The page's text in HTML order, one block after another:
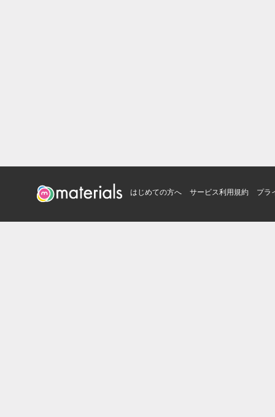
はじめての方へ サービス利用規約 プラ